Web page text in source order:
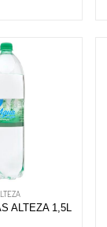
ALTEZA 1,5L